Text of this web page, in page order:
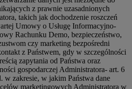
z prawnie uzasadnionych
takich jak dochodzenie roszczeń
Umowy o Usługę Informacyjno-
Rachunku Demo, bezpieczeństwo,
czy marketing bezpośredni
z Państwem, gdy w szczególności
zapytania od Państwa oraz
gospodarczej Administratora- art. 6
w zakresie, w jakim Państwa dane
marketingowych Administratora w